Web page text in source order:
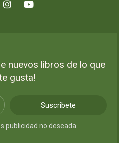
nuevos libros de lo que
gusta!
Suscribete
publicidad no deseada.